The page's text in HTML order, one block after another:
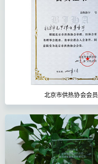
北京市供热协会会员